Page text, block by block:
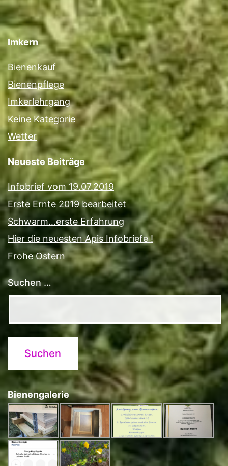
Imkern
Bienenkauf
Bienenpflege
Imkerlehrgang
Keine Kategorie
Wetter
Neueste Beiträge
Infobrief vom 19.07.2019
Erste Ernte 2019 bearbeitet
Schwarm…erste Erfahrung
Hier die neuesten Apis Infobriefe !
Frohe Ostern
Suchen …
Bienengalerie